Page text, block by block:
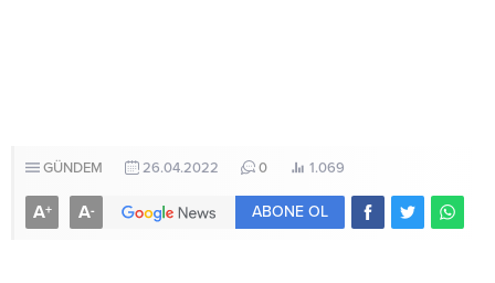
GÜNDEM 26.04.2022 0 1.069
A+ A- ABONE OL